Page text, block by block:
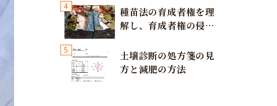
4
種苗法の育成者権を理
解し、育成者権の侵害
意しましょう！
5
土壌診断の処方箋の見
方と減肥の方法